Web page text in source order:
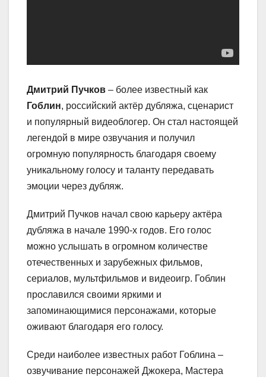
Дмитрий Пучков – более известный как
Гоблин, российский актёр дубляжа, сценарист
и популярный видеоблогер. Он стал настоящей
легендой в мире озвучания и получил
огромную популярность благодаря своему
уникальному голосу и таланту передавать
эмоции через дубляж.
Дмитрий Пучков начал свою карьеру актёра
дубляжа в начале 1990-х годов. Его голос
можно услышать в огромном количестве
отечественных и зарубежных фильмов,
сериалов, мультфильмов и видеоигр. Гоблин
прославился своими яркими и
запоминающимися персонажами, которые
оживают благодаря его голосу.
Среди наиболее известных работ Гоблина –
озвучивание персонажей Джокера, Мастера